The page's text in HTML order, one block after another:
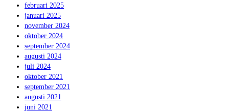
februari 2025
januari 2025
november 2024
oktober 2024
september 2024
augusti 2024
juli 2024
oktober 2021
september 2021
augusti 2021
juni 2021